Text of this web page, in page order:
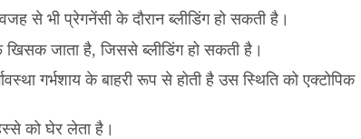
से भी प्रेगनेंसी के दौरान ब्लीडिंग हो सकती है।
जाता है, जिससे ब्लीडिंग हो सकती है।
गर्भशाय के बाहरी रूप से होती है उस स्थिति को एक्टोपिक
को घेर लेता है।